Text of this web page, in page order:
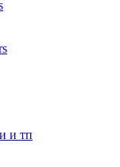
и тп